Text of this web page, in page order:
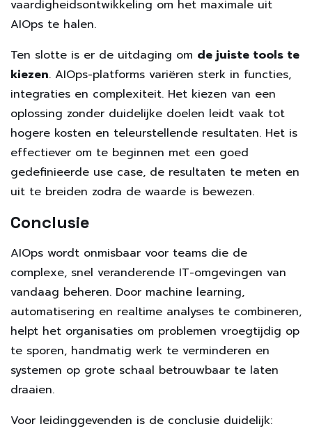
vaardigheidsontwikkeling om het maximale uit
AIOps te halen.
Ten slotte is er de uitdaging om de juiste tools te
kiezen. AIOps-platforms variëren sterk in functies,
integraties en complexiteit. Het kiezen van een
oplossing zonder duidelijke doelen leidt vaak tot
hogere kosten en teleurstellende resultaten. Het is
effectiever om te beginnen met een goed
gedefinieerde use case, de resultaten te meten en
uit te breiden zodra de waarde is bewezen.
Conclusie
AIOps wordt onmisbaar voor teams die de
complexe, snel veranderende IT-omgevingen van
vandaag beheren. Door machine learning,
automatisering en realtime analyses te combineren,
helpt het organisaties om problemen vroegtijdig op
te sporen, handmatig werk te verminderen en
systemen op grote schaal betrouwbaar te laten
draaien.
Voor leidinggevenden is de conclusie duidelijk: